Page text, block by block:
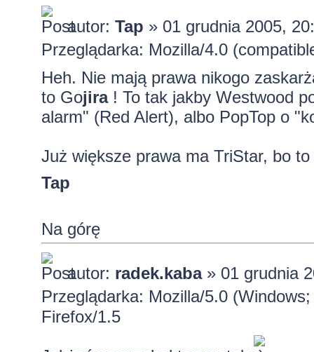
autor: Tap » 01 grudnia 2005,
Przeglądarka: Mozilla/4.0
Heh. Nie mają prawa nikogo
to Gojira! To tak jakby Westwood
alarm" (Red Alert), albo PopTop o
Już większe prawa ma TriStar, bo
Tap
Na górę
autor: radek.kaba» 01 grudnia
Przeglądarka: Mozilla/5.0
Firefox/1.5